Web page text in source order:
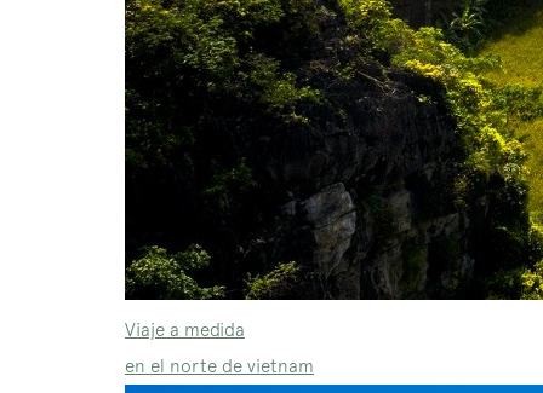
Viaje a medida
en el norte de vietnam